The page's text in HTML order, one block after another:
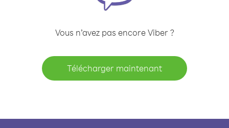
Vous n’avez pas encore Viber ?
Télécharger maintenant